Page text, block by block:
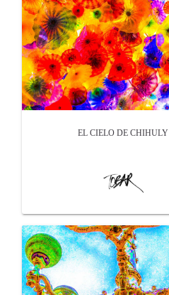
EL CIELO DE CHIHULY